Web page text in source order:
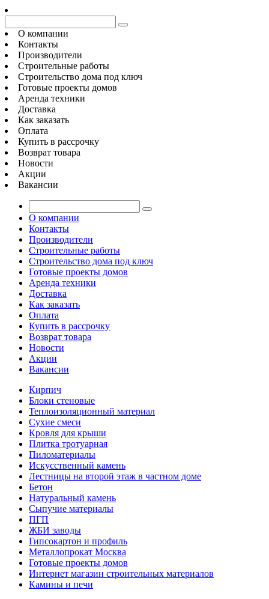
О компании
Контакты
Производители
Строительные работы
Строительство дома под ключ
Готовые проекты домов
Аренда техники
Доставка
Как заказать
Оплата
Купить в рассрочку
Возврат товара
Новости
Акции
Вакансии
О компании
Контакты
Производители
Строительные работы
Строительство дома под ключ
Готовые проекты домов
Аренда техники
Доставка
Как заказать
Оплата
Купить в рассрочку
Возврат товара
Новости
Акции
Вакансии
Кирпич
Блоки стеновые
Теплоизоляционный материал
Сухие смеси
Кровля для крыши
Плитка тротуарная
Пиломатериалы
Искусственный камень
Лестницы на второй этаж в частном доме
Бетон
Натуральный камень
Сыпучие материалы
ПГП
ЖБИ заводы
Гипсокартон и профиль
Металлопрокат Москва
Готовые проекты домов
Интернет магазин строительных материалов
Камины и печи